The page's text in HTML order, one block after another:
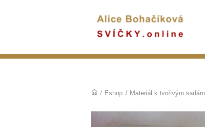
/ Eshop / Materiál k tvořivým sadám